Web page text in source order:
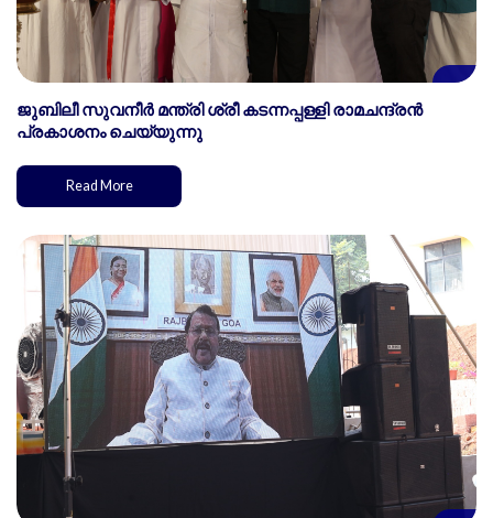
ജുബിലീ സുവനീർ മന്ത്രി ശ്രീ കടന്നപ്പള്ളി രാമചന്ദ്രൻ
പ്രകാശനം ചെയ്യുന്നു
Read More